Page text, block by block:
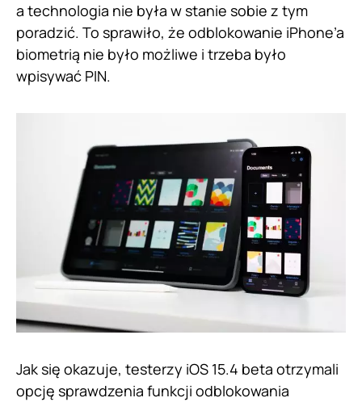
a technologia nie była w stanie sobie z tym
poradzić. To sprawiło, że odblokowanie iPhone’a
biometrią nie było możliwe i trzeba było
wpisywać PIN.
Jak się okazuje, testerzy iOS 15.4 beta otrzymali
opcję sprawdzenia funkcji odblokowania